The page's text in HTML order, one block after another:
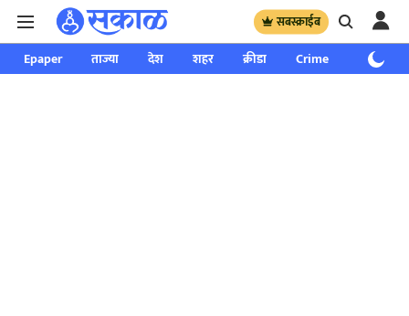
सबस्क्राईब
Epaper ताज्या देश शहर क्रीडा Crime साप्ताहिक